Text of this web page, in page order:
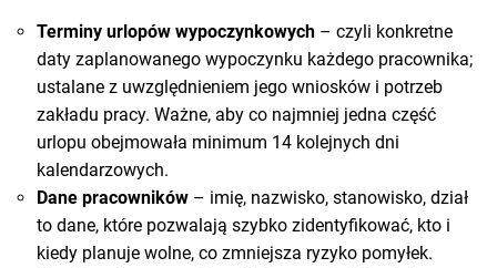
Terminy urlopów wypoczynkowych – czyli konkretne
daty zaplanowanego wypoczynku każdego pracownika;
ustalane z uwzględnieniem jego wniosków i potrzeb
zakładu pracy. Ważne, aby co najmniej jedna część
urlopu obejmowała minimum 14 kolejnych dni
kalendarzowych.
Dane pracowników – imię, nazwisko, stanowisko, dział
to dane, które pozwalają szybko zidentyfikować, kto i
kiedy planuje wolne, co zmniejsza ryzyko pomyłek.